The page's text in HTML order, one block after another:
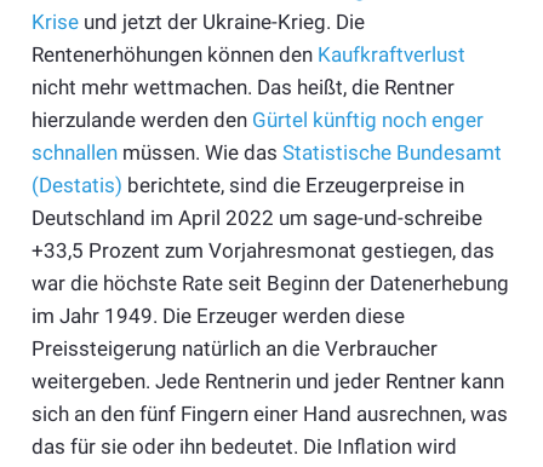
Kriseund jetzt der Ukraine-Krieg. Die
Rentenerhöhungen können den Kaufkraftverlust
nicht mehr wettmachen. Das heißt, die Rentner
hierzulande werden den Gürtel künftig noch enger
schnallenmüssen. Wie das Statistische Bundesamt
(Destatis) berichtete, sind die Erzeugerpreise in
Deutschland im April 2022 um sage-und-schreibe
+33,5 Prozent zum Vorjahresmonat gestiegen, das
war die höchste Rate seit Beginn der Datenerhebung
im Jahr 1949. Die Erzeuger werden diese
Preissteigerung natürlich an die Verbraucher
weitergeben. Jede Rentnerin und jeder Rentner kann
sich an den fünf Fingern einer Hand ausrechnen, was
das für sie oder ihn bedeutet. Die Inflation wird